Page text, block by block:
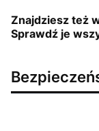
Znajdziesz też
Sprawdź je